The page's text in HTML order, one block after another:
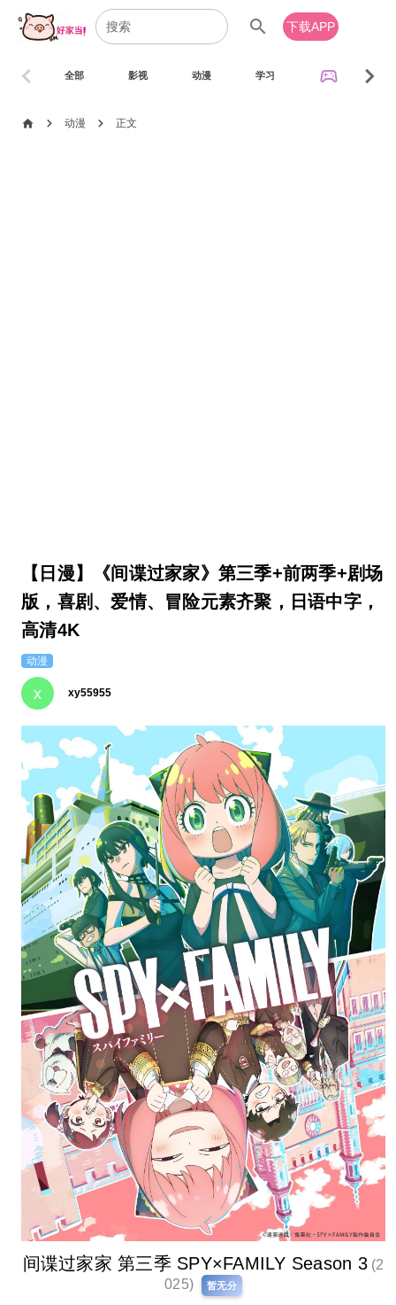
search 下载APP
全部 影视 动漫 学习 sports_esports
chevron_left chevron_right
home chevron_right 动漫 chevron_right 正文
【日漫】《间谍过家家》第三季+前两季+剧场
版，喜剧、爱情、冒险元素齐聚，日语中字，
高清4K
动漫
x xy55955
间谍过家家 第三季 SPY×FAMILY Season 3 (2
025)
暂无分